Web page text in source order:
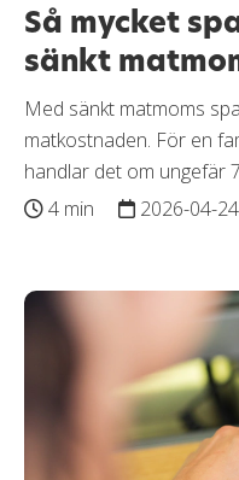
Så mycket
sänkt
Med sänkt matmoms
matkostnaden. För en
handlar det om ungefär
4 min
2026-04-24